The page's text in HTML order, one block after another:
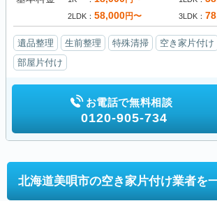
2LDK 58,000円〜 3LDK
遺品整理 生前整理 特殊清掃 空き家片付け
部屋片付け
お電話で無料相談
0120-905-734
北海道美唄市の空き家片付け業者を